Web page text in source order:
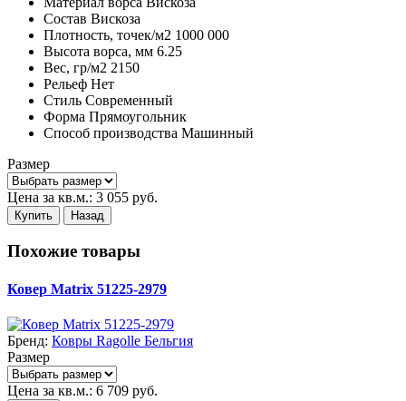
Состав Вискоза
Плотность, точек/м2 1000 000
Высота ворса, мм 6.25
Вес, гр/м2 2150
Рельеф Нет
Стиль Современный
Форма Прямоугольник
Способ производства Машинный
Размер
Цена за кв.м.: 3 055 руб.
Купить Назад
Похожие товары
Ковер Matrix 51225-2979
Бренд: Ковры Ragolle Бельгия
Размер
Цена за кв.м.: 6 709 руб.